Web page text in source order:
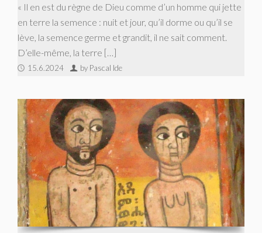
« Il en est du règne de Dieu comme d’un homme qui jette
en terre la semence : nuit et jour, qu’il dorme ou qu’il se
lève, la semence germe et grandit, il ne sait comment.
D’elle-même, la terre […]
15.6.2024 by Pascal Ide